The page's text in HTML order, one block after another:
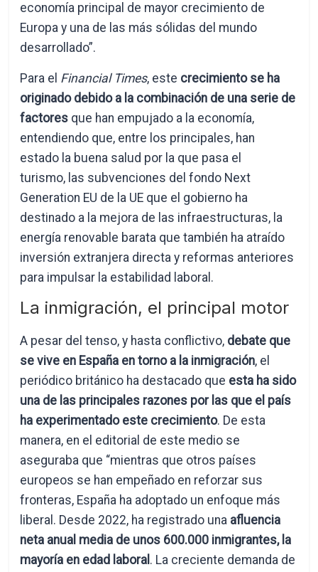
economía principal de mayor crecimiento de
Europa y una de las más sólidas del mundo
desarrollado”.
Para el Financial Times, este crecimiento se ha
originado debido a la combinación de una serie de
factores que han empujado a la economía,
entendiendo que, entre los principales, han
estado la buena salud por la que pasa el
turismo, las subvenciones del fondo Next
Generation EU de la UE que el gobierno ha
destinado a la mejora de las infraestructuras, la
energía renovable barata que también ha atraído
inversión extranjera directa y reformas anteriores
para impulsar la estabilidad laboral.
La inmigración, el principal motor
A pesar del tenso, y hasta conflictivo, debate que
se vive en España en torno a la inmigración, el
periódico británico ha destacado que esta ha sido
una de las principales razones por las que el país
ha experimentado este crecimiento. De esta
manera, en el editorial de este medio se
aseguraba que “mientras que otros países
europeos se han empeñado en reforzar sus
fronteras, España ha adoptado un enfoque más
liberal. Desde 2022, ha registrado una afluencia
neta anual media de unos 600.000 inmigrantes, la
mayoría en edad laboral . La creciente demanda de